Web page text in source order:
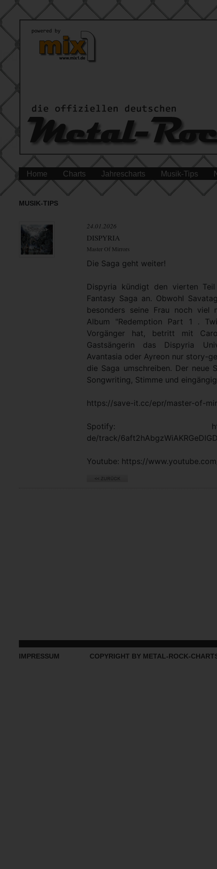
Home Charts Jahrescharts Musik-Tips
MUSIK-TIPS
24.01.2026
DISPYRIA
Master Of Mirrors
Die Saga geht weiter!
Dispyria kündigt den vierten
Fantasy Saga an. Obwohl
besonders seine Frau noch viel
Album "Redemption Part 1 .
Vorgänger hat, betritt mit
Gastsängerin das Dispyria
Avantasia oder Ayreon nur story-
die Saga umschreiben. Der neue
Songwriting, Stimme und
https://save-it.cc/epr/master-of-
Spotify: https://
de/track/
Youtube: https://
IMPRESSUM COPYRIGHT BY METAL-ROCK-